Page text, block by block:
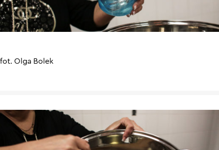
fot. Olga Bolek